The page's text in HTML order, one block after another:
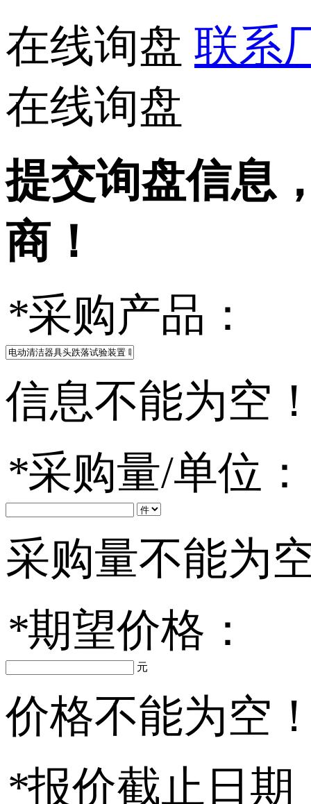
在线询盘 联系
在线询盘
提交询盘信息
商！
*采购产品：
信息不能为空
*采购量/单位：
采购量不能为
*期望价格：
元
价格不能为空
*报价截止日期